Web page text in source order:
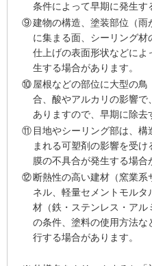
条件によって早期に発生す
⑨建物の構造、塗装部位（
に集まる面、シーリング
仕上げの表面形状などによ
生する場合があります。
⑩屋根などの部位に大型の
合、酸やアルカリの影響
ありますので、早期に除去
⑪ 目地やシーリング部は、
まれる可塑剤の影響を受
膜の不具合が発生する場合
⑫断熱性の高い建材（窯業
ネル、軽量セメントモル
材（鉄・ステンレス・ア
の条件、塗料の使用方法な
行する場合があります。